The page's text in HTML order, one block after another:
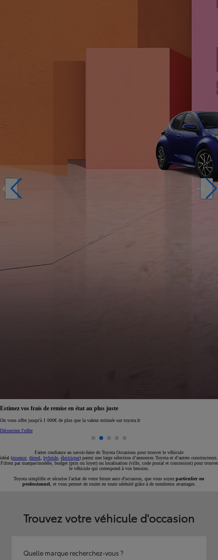
Réservez en ligne votre occasion pour 1€ seulement
Réservez en ligne
Faites confiance au savoir-faire de Toyota Occasions pour trouver le véhicule
idéal (essence diesel hybride électrique) parmi une large sélection d’annonces Toyota et d’autres constructeurs.
Filtrez par marque/modèle, budget (prix ou loyer) ou localisation (ville, code postal et concession) pour trouver
le véhicule qui correspond à vos besoins.
Toyota simplifie et sécurise l'achat de votre future auto d'occasion, que vous soyez particulier ou
professionnel , et vous permet de rouler en toute sérénité grâce à de nombreux avantages.
Trouvez votre véhicule d'occasion
Quelle marque recherchez-vous ?